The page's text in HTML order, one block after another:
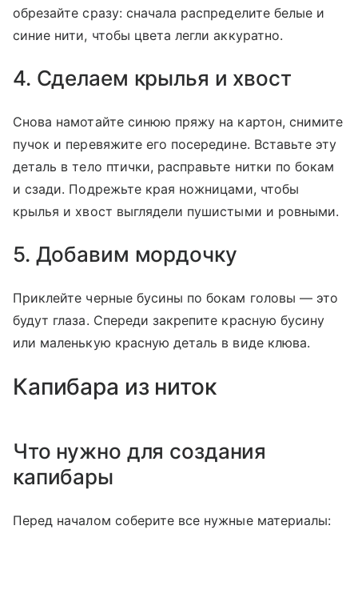
обрезайте сразу: сначала распределите белые и
синие нити, чтобы цвета легли аккуратно.
4. Сделаем крылья и хвост
Снова намотайте синюю пряжу на картон, снимите
пучок и перевяжите его посередине. Вставьте эту
деталь в тело птички, расправьте нитки по бокам
и сзади. Подрежьте края ножницами, чтобы
крылья и хвост выглядели пушистыми и ровными.
5. Добавим мордочку
Приклейте черные бусины по бокам головы — это
будут глаза. Спереди закрепите красную бусину
или маленькую красную деталь в виде клюва.
Капибара из ниток
Что нужно для создания
капибары
Перед началом соберите все нужные материалы: